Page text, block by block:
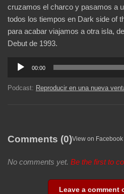
cruzamos el charco y pasamos a
todos los tiempos en Dark side of
para acabar viajamos a otra isla,
Debut de 1993.
Reproductor
audio
00:00
Podcast: Reproducir en una nueva
Comments (0)View on Facebook
No comments yet. Be the first to
Leave a comment